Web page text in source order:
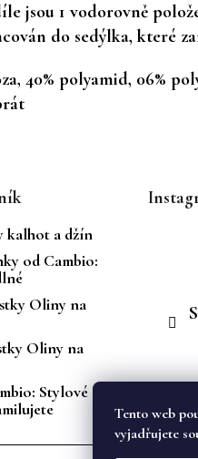
Tento web
vyjadřujete
jsou 1 vodorovně
do sedýlka, které
40% polyamid, 06%
kalhot a džín
od Cambio:
Oliny na
Oliny na
Stylové